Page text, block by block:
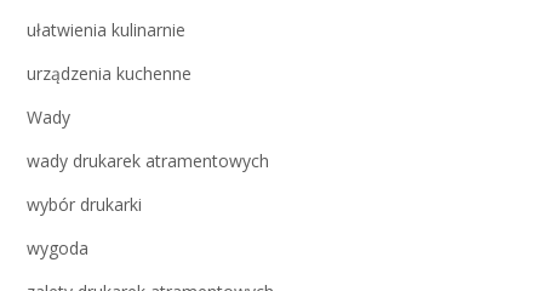
ułatwienia kulinarnie
urządzenia kuchenne
Wady
wady drukarek atramentowych
wybór drukarki
wygoda